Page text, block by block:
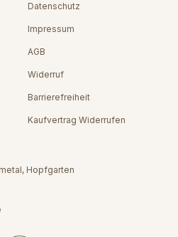
Datenschutz
Impressum
AGB
Widerruf
Barrierefreiheit
Kaufvertrag Widerrufen
Hopfgarten